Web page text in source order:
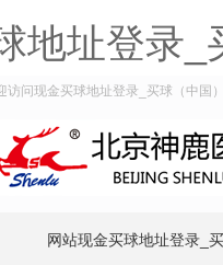
地址登录_
访问现金买球地址登录_买球（中国
网站现金买球地址登录_买